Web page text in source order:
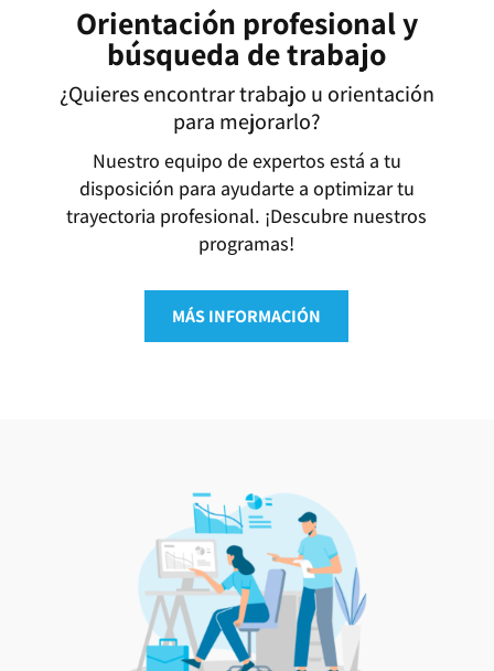
Orientación profesional y
búsqueda de trabajo
¿Quieres encontrar trabajo u orientación
para mejorarlo?
Nuestro equipo de expertos está a tu
disposición para ayudarte a optimizar tu
trayectoria profesional. ¡Descubre nuestros
programas!
MÁS INFORMACIÓN